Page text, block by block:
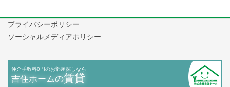
プライバシーポリシー
ソーシャルメディアポリシー
仲介手数料0円のお部屋探しなら
吉住ホームの賃貸